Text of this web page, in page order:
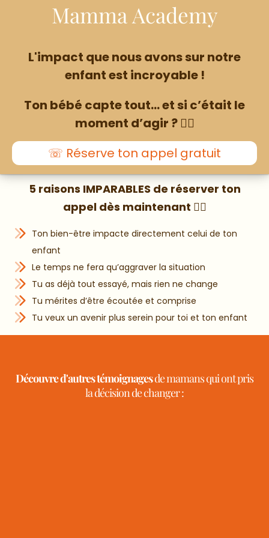
Mamma Academy
L'impact que nous avons sur notre
enfant est incroyable !
Ton bébé capte tout… et si c’était le
moment d’agir ? 👇🏼
☏ Réserve ton appel gratuit
5 raisons IMPARABLES de réserver ton
appel dès maintenant 👇🏼
Ton bien-être impacte directement celui de ton
enfant
Le temps ne fera qu’aggraver la situation
Tu as déjà tout essayé, mais rien ne change
Tu mérites d’être écoutée et comprise
Tu veux un avenir plus serein pour toi et ton enfant
Découvre d'autres témoignagesde mamans qui ont pris
la décision de changer :